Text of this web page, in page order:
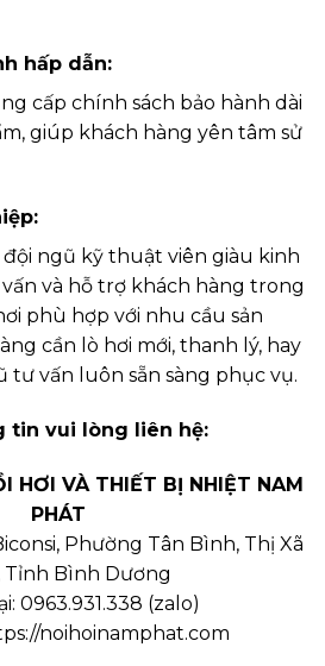
hấp dẫn:
cấp chính sách bảo hành dài
giúp khách hàng yên tâm sử
đội ngũ kỹ thuật viên giàu kinh
và hỗ trợ khách hàng trong
phù hợp với nhu cầu sản
cần lò hơi mới, thanh lý, hay
tư vấn luôn sẵn sàng phục vụ.
tin vui lòng liên hệ:
HƠI VÀ THIẾT BỊ NHIỆT NAM
PHÁT
Phường Tân Bình, Thị Xã
Tỉnh Bình Dương
0963.931.338 (zalo)
noihoinamphat.com